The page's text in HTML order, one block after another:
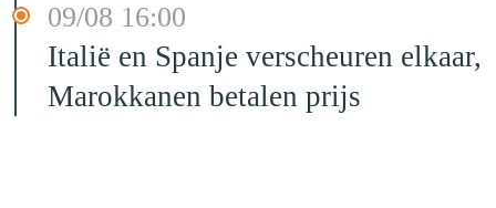
09/08 16:00
Italië en Spanje verscheuren elkaar,
Marokkanen betalen prijs